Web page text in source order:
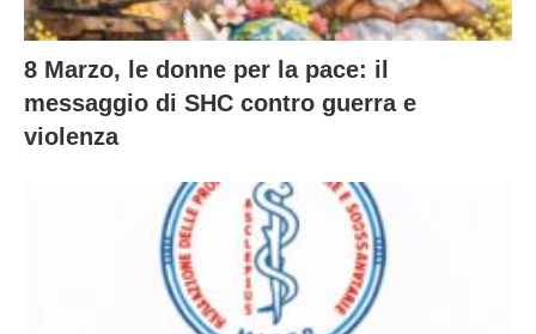
8 Marzo, le donne per la pace: il
messaggio di SHC contro guerra e
violenza